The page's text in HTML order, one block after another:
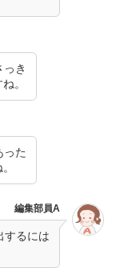
き
。
った
編集部員A
するには